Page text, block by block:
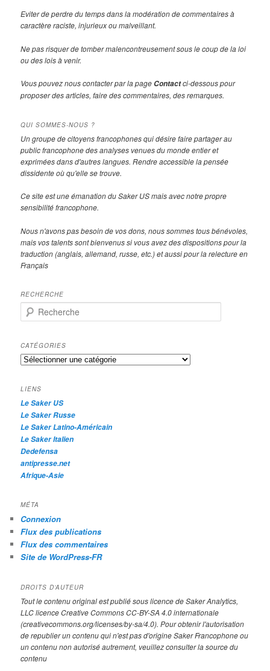
Eviter de perdre du temps dans la modération de commentaires à
caractère raciste, injurieux ou malveillant.
Ne pas risquer de tomber malencontreusement sous le coup de la loi
ou des lois à venir.
Vous pouvez nous contacter par la page Contactci-dessous pour
proposer des articles, faire des commentaires, des remarques.
QUI SOMMES-NOUS ?
Un groupe de citoyens francophones qui désire faire partager au
public francophone des analyses venues du monde entier et
exprimées dans d'autres langues. Rendre accessible la pensée
dissidente où qu'elle se trouve.
Ce site est une émanation du Saker US mais avec notre propre
sensibilité francophone.
Nous n'avons pas besoin de vos dons, nous sommes tous bénévoles,
mais vos talents sont bienvenus si vous avez des dispositions pour la
traduction (anglais, allemand, russe, etc.) et aussi pour la relecture en
Français
RECHERCHE
e
h
e
r
h
e
CATÉGORIES
Catégories
LIENS
Le Saker US
Le Saker Russe
Le Saker Latino-Américain
Le Saker Italien
Dedefensa
antipresse.net
Afrique-Asie
MÉTA
Connexion
Flux des publications
Flux des commentaires
Site de WordPress-FR
DROITS D’AUTEUR
Tout le contenu original est publié sous licence de Saker Analytics,
LLC licence Creative Commons CC-BY-SA 4.0 internationale
(creativecommons.org/licenses/by-sa/4.0). Pour obtenir l'autorisation
de republier un contenu qui n'est pas d'origine Saker Francophone ou
un contenu non autorisé autrement, veuillez consulter la source du
contenu